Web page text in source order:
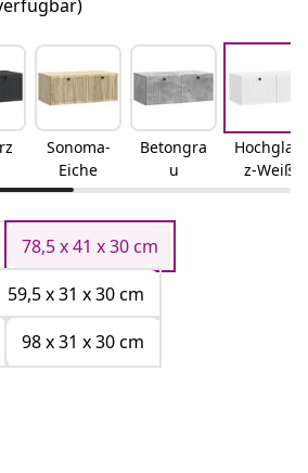
Sonoma-
Eiche
Betongra
u
Hochglan
z-Weiß
78,5 x 41 x 30 cm
59,5 x 31 x 30 cm
98 x 31 x 30 cm